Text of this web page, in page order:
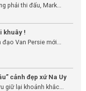
phải thi đấu, Mark...
khuây !
Van Persie mới...
cảnh đẹp xứ Na Uy
giữ lại khoảnh khắc...